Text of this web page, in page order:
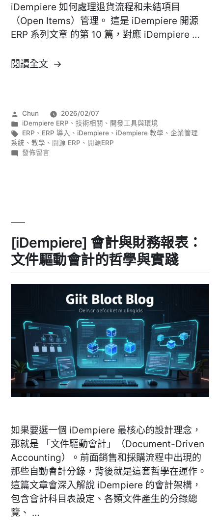
iDempiere 如何處理退貨流程和未結項目
（Open Items）管理。 這是 iDempiere 開源
ERP 系列文章 的第 10 篇，對應 iDempiere …
閱讀全文〈[iDempiere]
理
與
Open
Items
分
析
與
沖
輯〉
作
者:
Chun
2026/02/07
分
類:
iDempiere ERP 、 技術相關 、 開發工具與環境
標
籤:
ERP 、 ERP 導入 、 iDempiere、 iDempiere 教學 、 企業管理
系統 、 教學 、 開源 ERP 、 開源ERP
在
Open
管
理：
RMA、
沖
帳
邏
輯〉
發佈留言
[iDempiere] 會計與財務報表：
文件驅動會計的哲學與實踐
如果要選一個 iDempiere 最核心的設計理念，
那就是 「文件驅動會計」（Document-Driven
Accounting）。前面銷售和採購流程中出現的
那些自動會計分錄，背後就是這套哲學在運作。
這篇文章會深入解說 iDempiere 的會計架構，
包含會計科目表設定、各類文件產生的分錄總
覽、 …